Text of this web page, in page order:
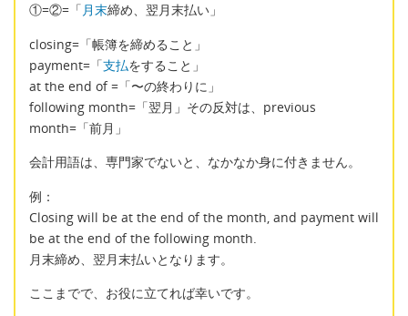
①=②=「月末締め、翌月末払い」
closing=「帳簿を締めること」
payment=「支払をすること」
at the end of =「〜の終わりに」
following month=「翌月」その反対は、previous
month=「前月」
会計用語は、専門家でないと、なかなか身に付きません。
例：
Closing will be at the end of the month, and payment will
be at the end of the following month.
月末締め、翌月末払いとなります。
ここまでで、お役に立てれば幸いです。